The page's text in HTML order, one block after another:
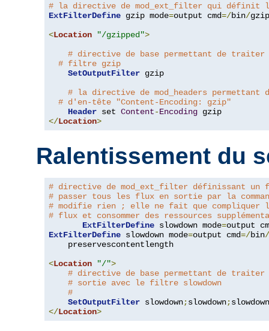
# la directive de mod_ext_filter qui définit
ExtFilterDefine gzip mode=output cmd=/bin/gzip
<Location "/gzipped">
# directive de base permettant de
# filtre gzip
SetOutputFilter gzip
# la directive de mod_headers permettant
# d'en-tête "Content-Encoding: gzip"
Header set Content-Encoding
</Location>
Ralentissement du
# directive de mod_ext_filter définissant
# passer tous les flux en sortie par la
# modifie rien ; elle ne fait que compliquer le
# flux et consommer des ressources
ExtFilterDefine slowdown mode=output
ExtFilterDefine slowdown mode=output cmd=/bin/
    preservescontentlength
<Location "/">
# directive de base permettant de
# sortie avec le filtre slowdown
#
SetOutputFilter slowdown;slowdown;
</Location>